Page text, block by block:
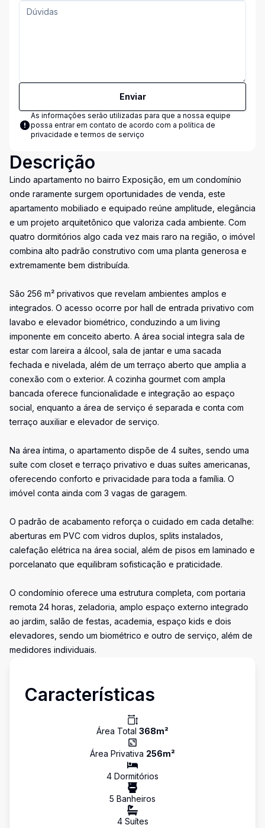
Enviar
As informações serão utilizadas para que a nossa equipe
possa entrar em contato de acordo com a política de
privacidade e termos de serviço
Descrição
Lindo apartamento no bairro Exposição, em um condomínio
onde raramente surgem oportunidades de venda, este
apartamento mobiliado e equipado reúne amplitude, elegância
e um projeto arquitetônico que valoriza cada ambiente. Com
quatro dormitórios algo cada vez mais raro na região, o imóvel
combina alto padrão construtivo com uma planta generosa e
extremamente bem distribuída.
São 256 m² privativos que revelam ambientes amplos e
integrados. O acesso ocorre por hall de entrada privativo com
lavabo e elevador biométrico, conduzindo a um living
imponente em conceito aberto. A área social integra sala de
estar com lareira a álcool, sala de jantar e uma sacada
fechada e nivelada, além de um terraço aberto que amplia a
conexão com o exterior. A cozinha gourmet com ampla
bancada oferece funcionalidade e integração ao espaço
social, enquanto a área de serviço é separada e conta com
terraço auxiliar e elevador de serviço.
Na área íntima, o apartamento dispõe de 4 suítes, sendo uma
suíte com closet e terraço privativo e duas suítes americanas,
oferecendo conforto e privacidade para toda a família. O
imóvel conta ainda com 3 vagas de garagem.
O padrão de acabamento reforça o cuidado em cada detalhe:
aberturas em PVC com vidros duplos, splits instalados,
calefação elétrica na área social, além de pisos em laminado e
porcelanato que equilibram sofisticação e praticidade.
O condomínio oferece uma estrutura completa, com portaria
remota 24 horas, zeladoria, amplo espaço externo integrado
ao jardim, salão de festas, academia, espaço kids e dois
elevadores, sendo um biométrico e outro de serviço, além de
medidores individuais.
Características
Área Total 368m²
Área Privativa 256m²
4 Dormitórios
5 Banheiros
4Suítes